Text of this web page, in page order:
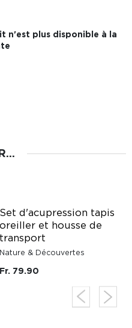
n'est plus disponible à la
Set d'acupression tapis
oreiller et housse de
transport
Nature & Découvertes
Fr. 79.90